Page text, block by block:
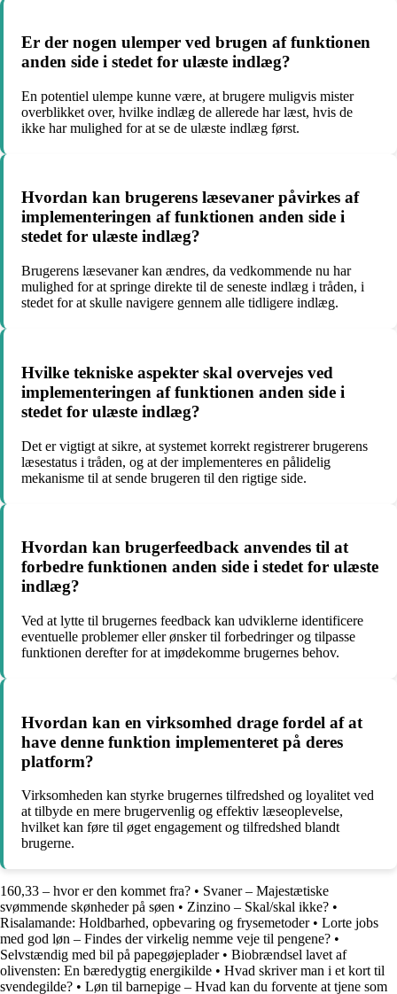
Er der nogen ulemper ved brugen af funktionen
anden side i stedet for ulæste indlæg?
En potentiel ulempe kunne være, at brugere muligvis mister
overblikket over, hvilke indlæg de allerede har læst, hvis de
ikke har mulighed for at se de ulæste indlæg først.
Hvordan kan brugerens læsevaner påvirkes af
implementeringen af funktionen anden side i
stedet for ulæste indlæg?
Brugerens læsevaner kan ændres, da vedkommende nu har
mulighed for at springe direkte til de seneste indlæg i tråden, i
stedet for at skulle navigere gennem alle tidligere indlæg.
Hvilke tekniske aspekter skal overvejes ved
implementeringen af funktionen anden side i
stedet for ulæste indlæg?
Det er vigtigt at sikre, at systemet korrekt registrerer brugerens
læsestatus i tråden, og at der implementeres en pålidelig
mekanisme til at sende brugeren til den rigtige side.
Hvordan kan brugerfeedback anvendes til at
forbedre funktionen anden side i stedet for ulæste
indlæg?
Ved at lytte til brugernes feedback kan udviklerne identificere
eventuelle problemer eller ønsker til forbedringer og tilpasse
funktionen derefter for at imødekomme brugernes behov.
Hvordan kan en virksomhed drage fordel af at
have denne funktion implementeret på deres
platform?
Virksomheden kan styrke brugernes tilfredshed og loyalitet ved
at tilbyde en mere brugervenlig og effektiv læseoplevelse,
hvilket kan føre til øget engagement og tilfredshed blandt
brugerne.
160,33 – hvor er den kommet fra? • Svaner – Majestætiske
svømmende skønheder på søen • Zinzino – Skal/skal ikke? •
Risalamande: Holdbarhed, opbevaring og frysemetoder• Lorte jobs
med god løn – Findes der virkelig nemme veje til pengene? •
Selvstændig med bil på papegøjeplader• Biobrændsel lavet af
olivensten: En bæredygtig energikilde • Hvad skriver man i et kort til
svendegilde? • Løn til barnepige – Hvad kan du forvente at tjene som